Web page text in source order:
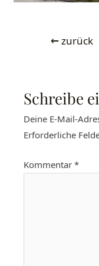
←zurück
Schreibe
Deine E-Mail-
Erforderliche
Kommentar*